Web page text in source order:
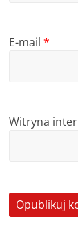
E-mail*
Witryna